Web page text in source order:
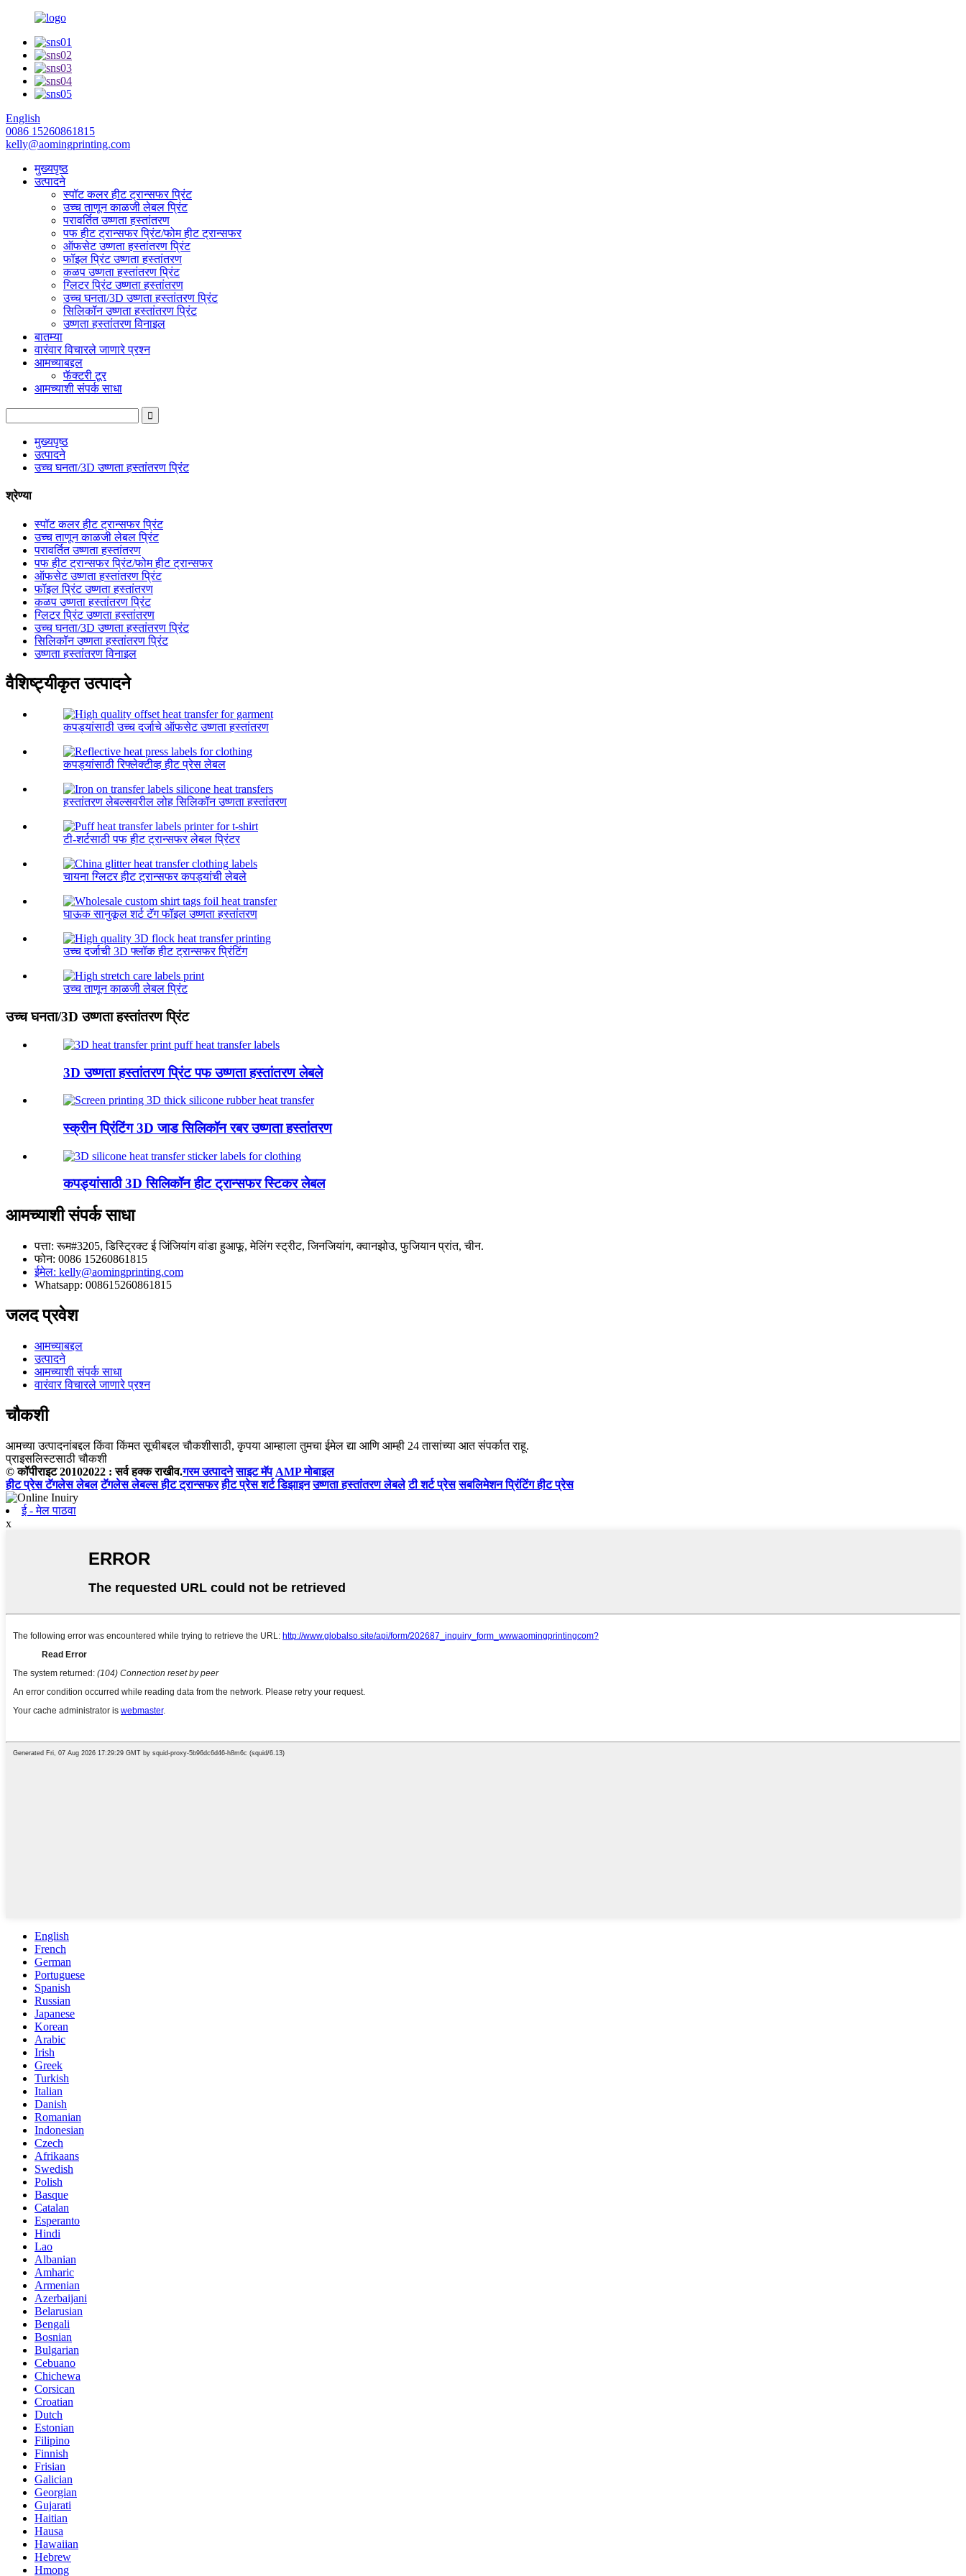
English
0086 15260861815
kelly@aomingprinting.com
मुख्यपृष्ठ
उत्पादने
स्पॉट कलर हीट ट्रान्सफर प्रिंट
उच्च ताणून काळजी लेबल प्रिंट
परावर्तित उष्णता हस्तांतरण
पफ हीट ट्रान्सफर प्रिंट/फोम हीट ट्रान्सफर
ऑफसेट उष्णता हस्तांतरण प्रिंट
फॉइल प्रिंट उष्णता हस्तांतरण
कळप उष्णता हस्तांतरण प्रिंट
ग्लिटर प्रिंट उष्णता हस्तांतरण
उच्च घनता/3D उष्णता हस्तांतरण प्रिंट
सिलिकॉन उष्णता हस्तांतरण प्रिंट
उष्णता हस्तांतरण विनाइल
बातम्या
वारंवार विचारले जाणारे प्रश्न
आमच्याबद्दल
फॅक्टरी टूर
आमच्याशी संपर्क साधा
मुख्यपृष्ठ
उत्पादने
उच्च घनता/3D उष्णता हस्तांतरण प्रिंट
श्रेण्या
स्पॉट कलर हीट ट्रान्सफर प्रिंट
उच्च ताणून काळजी लेबल प्रिंट
परावर्तित उष्णता हस्तांतरण
पफ हीट ट्रान्सफर प्रिंट/फोम हीट ट्रान्सफर
ऑफसेट उष्णता हस्तांतरण प्रिंट
फॉइल प्रिंट उष्णता हस्तांतरण
कळप उष्णता हस्तांतरण प्रिंट
ग्लिटर प्रिंट उष्णता हस्तांतरण
उच्च घनता/3D उष्णता हस्तांतरण प्रिंट
सिलिकॉन उष्णता हस्तांतरण प्रिंट
उष्णता हस्तांतरण विनाइल
वैशिष्ट्यीकृत उत्पादने
कपड्यांसाठी उच्च दर्जाचे ऑफसेट उष्णता हस्तांतरण
कपड्यांसाठी रिफ्लेक्टीव्ह हीट प्रेस लेबल
हस्तांतरण लेबल्सवरील लोह सिलिकॉन उष्णता हस्तांतरण
टी-शर्टसाठी पफ हीट ट्रान्सफर लेबल प्रिंटर
चायना ग्लिटर हीट ट्रान्सफर कपड्यांची लेबले
घाऊक सानुकूल शर्ट टॅग फॉइल उष्णता हस्तांतरण
उच्च दर्जाची 3D फ्लॉक हीट ट्रान्सफर प्रिंटिंग
उच्च ताणून काळजी लेबल प्रिंट
उच्च घनता/3D उष्णता हस्तांतरण प्रिंट
3D उष्णता हस्तांतरण प्रिंट पफ उष्णता हस्तांतरण लेबले
स्क्रीन प्रिंटिंग 3D जाड सिलिकॉन रबर उष्णता हस्तांतरण
कपड्यांसाठी 3D सिलिकॉन हीट ट्रान्सफर स्टिकर लेबल
आमच्याशी संपर्क साधा
पत्ता: रूम#3205, डिस्ट्रिक्ट ई जिंजियांग वांडा हुआफू, मेलिंग स्ट्रीट, जिनजियांग, क्वानझोउ, फुजियान प्रांत, चीन.
फोन: 0086 15260861815
ईमेल: kelly@aomingprinting.com
Whatsapp: 008615260861815
जलद प्रवेश
आमच्याबद्दल
उत्पादने
आमच्याशी संपर्क साधा
वारंवार विचारले जाणारे प्रश्न
चौकशी
आमच्या उत्पादनांबद्दल किंवा किंमत सूचीबद्दल चौकशीसाठी, कृपया आम्हाला तुमचा ईमेल द्या आणि आम्ही 24 तासांच्या आत संपर्कात राहू.
प्राइसलिस्टसाठी चौकशी
© कॉपीराइट 20102022 : सर्व हक्क राखीव.गरम उत्पादने साइट मॅप AMP मोबाइल
हीट प्रेस टॅगलेस लेबल टॅगलेस लेबल्स हीट ट्रान्सफर हीट प्रेस शर्ट डिझाइन उष्णता हस्तांतरण लेबले टी शर्ट प्रेस सबलिमेशन प्रिंटिंग हीट प्रेस
ई - मेल पाठवा
x
English
French
German
Portuguese
Spanish
Russian
Japanese
Korean
Arabic
Irish
Greek
Turkish
Italian
Danish
Romanian
Indonesian
Czech
Afrikaans
Swedish
Polish
Basque
Catalan
Esperanto
Hindi
Lao
Albanian
Amharic
Armenian
Azerbaijani
Belarusian
Bengali
Bosnian
Bulgarian
Cebuano
Chichewa
Corsican
Croatian
Dutch
Estonian
Filipino
Finnish
Frisian
Galician
Georgian
Gujarati
Haitian
Hausa
Hawaiian
Hebrew
Hmong